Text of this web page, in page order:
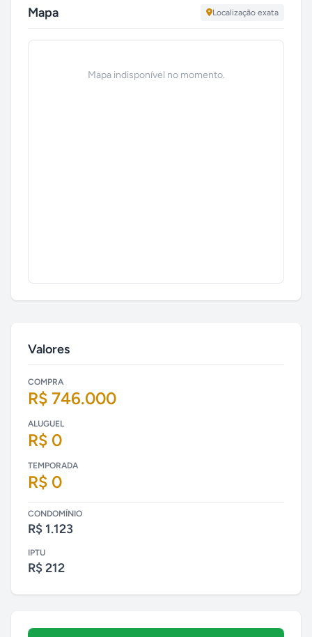
Mapa Localização exata
Mapa indisponível no momento.
Valores
COMPRA
R$ 746.000
ALUGUEL
R$ 0
TEMPORADA
R$ 0
CONDOMÍNIO
R$ 1.123
IPTU
R$ 212